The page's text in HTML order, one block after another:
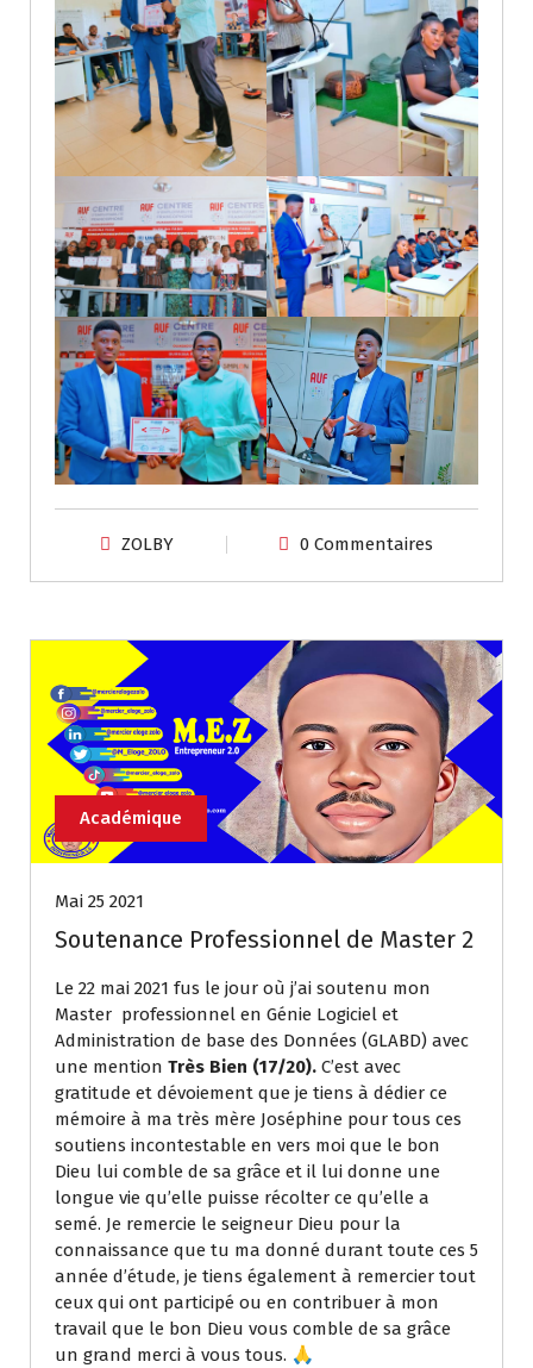
ZOLBY 0 Commentaires
Académique
Mai 25 2021
Soutenance Professionnel de Master 2
Le 22 mai 2021 fus le jour où j’ai soutenu mon
Master professionnel en Génie Logiciel et
Administration de base des Données (GLABD) avec
une mention Très Bien (17/20). C’est avec
gratitude et dévoiement que je tiens à dédier ce
mémoire à ma très mère Joséphine pour tous ces
soutiens incontestable en vers moi que le bon
Dieu lui comble de sa grâce et il lui donne une
longue vie qu’elle puisse récolter ce qu’elle a
semé. Je remercie le seigneur Dieu pour la
connaissance que tu ma donné durant toute ces 5
année d’étude, je tiens également à remercier tout
ceux qui ont participé ou en contribuer à mon
travail que le bon Dieu vous comble de sa grâce
un grand merci à vous tous. 🙏